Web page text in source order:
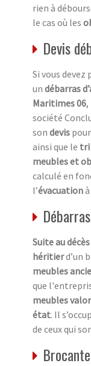
rien à
le cas où les
Devis
Si vous devez
un débarras
Maritimes 06
société
son devis pour
ainsi que le tri
meubles et
calculé en
l’évacuation
Suite au
héritierd’un
meubles
que
meubles
état. Il
de ceux qui